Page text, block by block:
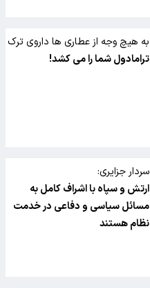
به هیچ وجه از عطاری ها داروی ترک
اعتیاد نخرید
ترامادول شما را می کشد!
سردار جزایری:
ارتش و سپاه با اشراف کامل به
مسائل سیاسی و دفاعی در خدمت
نظام هستند